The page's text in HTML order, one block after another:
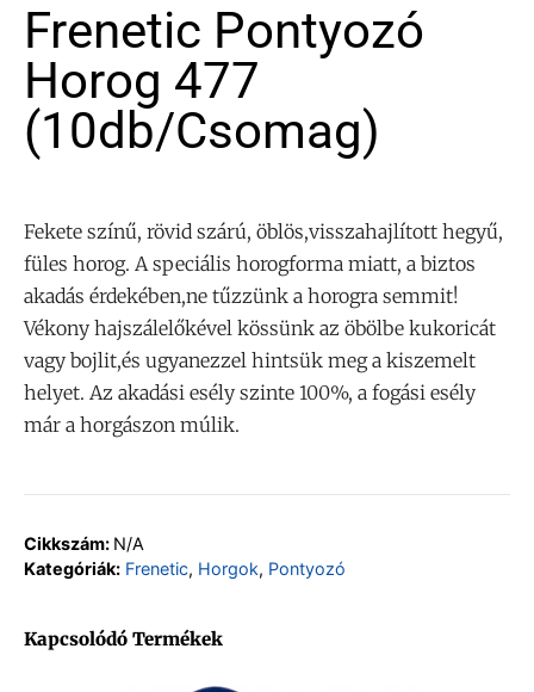
Frenetic Pontyozó
Horog 477
(10db/csomag)
Fekete színű, rövid szárú, öblös,visszahajlított hegyű,
füles horog. A speciális horogforma miatt, a biztos
akadás érdekében,ne tűzzünk a horogra semmit!
Vékony hajszálelőkével kössünk az öbölbe kukoricát
vagy bojlit,és ugyanezzel hintsük meg a kiszemelt
helyet. Az akadási esély szinte 100%, a fogási esély
már a horgászon múlik.
Cikkszám: N/A
Kategóriák: Frenetic, Horgok, Pontyozó
Kapcsolódó Termékek